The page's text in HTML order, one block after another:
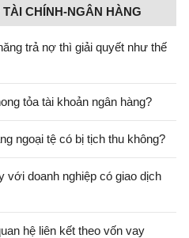
CHÍNH-NGÂN HÀNG
trả nợ thì giải quyết như thế
tỏa tài khoản ngân hàng?
ngoại tệ có bị tịch thu không?
với doanh nghiệp có giao dịch
hệ liên kết theo vốn vay